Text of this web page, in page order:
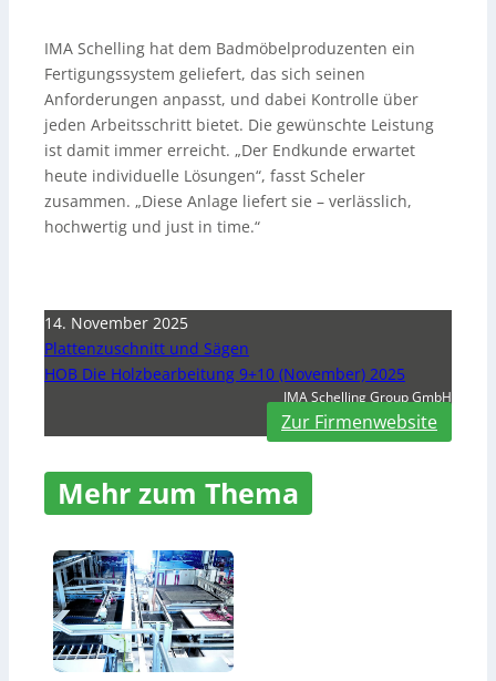
IMA Schelling hat dem Badmöbelproduzenten ein
Fertigungssystem geliefert, das sich seinen
Anforderungen anpasst, und dabei Kontrolle über
jeden Arbeitsschritt bietet. Die gewünschte Leistung
ist damit immer erreicht. „Der Endkunde erwartet
heute individuelle Lösungen“, fasst Scheler
zusammen. „Diese Anlage liefert sie – verlässlich,
hochwertig und just in time.“
14. November 2025
Plattenzuschnitt und Sägen
HOB Die Holzbearbeitung 9+10 (November) 2025
IMA Schelling Group GmbH
Zur Firmenwebsite
Mehr zum Thema